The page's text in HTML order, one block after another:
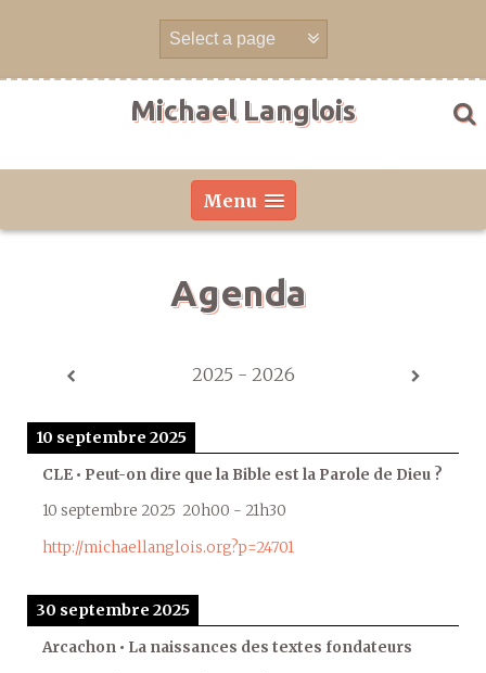
Michael Langlois
Menu
Agenda
2025 - 2026
10 septembre 2025
CLE • Peut-on dire que la Bible est la Parole de Dieu ?
10 septembre 2025 20h00 - 21h30
http://michaellanglois.org?p=24701
30 septembre 2025
Arcachon • La naissances des textes fondateurs